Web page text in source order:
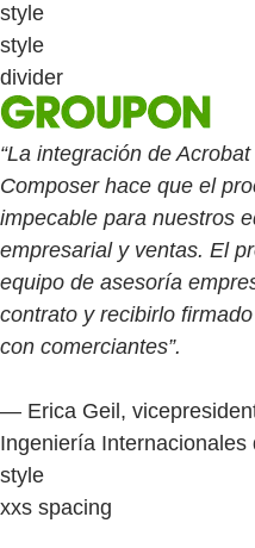
style
style
divider
“La integración de
Composer hace que el
impecable para nuestros
empresarial y ventas. El
equipo de asesoría
contrato y recibirlo
con comerciantes”.
— Erica Geil,
Ingeniería Internacionales
style
xxs spacing